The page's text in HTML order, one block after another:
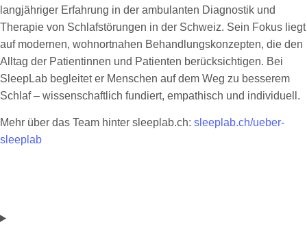
langjähriger Erfahrung in der ambulanten Diagnostik und
Therapie von Schlafstörungen in der Schweiz. Sein Fokus liegt
auf modernen, wohnortnahen Behandlungskonzepten, die den
Alltag der Patientinnen und Patienten berücksichtigen. Bei
SleepLab begleitet er Menschen auf dem Weg zu besserem
Schlaf – wissenschaftlich fundiert, empathisch und individuell.
Mehr über das Team hinter sleeplab.ch: sleeplab.ch/ueber-
sleeplab